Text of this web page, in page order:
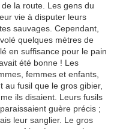
la route. Les gens du
vie à disputer leurs
sauvages. Cependant,
quelques mètres de
en suffisance pour le pain
été bonne ! Les
femmes et enfants,
au fusil que le gros gibier,
ils disaient. Leurs fusils
guère précis ;
leur sanglier. Le gros